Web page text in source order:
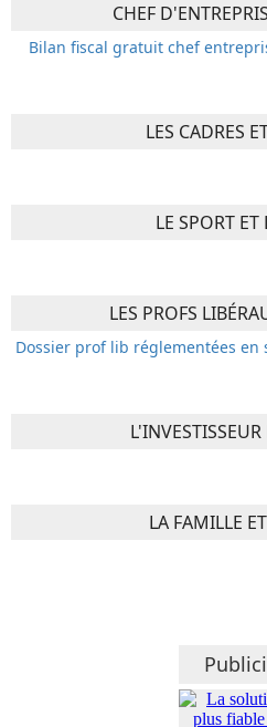
CHEF
Bilan fiscal gratuit chef
LES CADRES
LE SPORT
LES PROFS
Dossier prof lib réglementées en
LA FAMILLE